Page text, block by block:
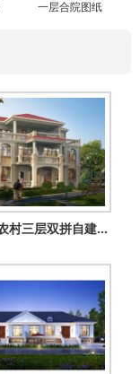
一层合院图纸
2026新款农村三层双拼自建房设计图，占地150平米左右